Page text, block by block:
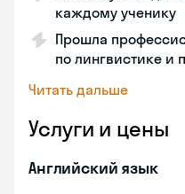
каждому ученику
Прошла
по лингвистике и
Читать дальше
Услуги и цены
Английский язык